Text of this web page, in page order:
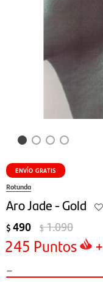
ENVÍO GRATIS
Rotunda
Aro Jade - Gold
$ 490 $1.090
245 Puntos +
-